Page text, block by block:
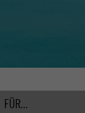
FÜR...